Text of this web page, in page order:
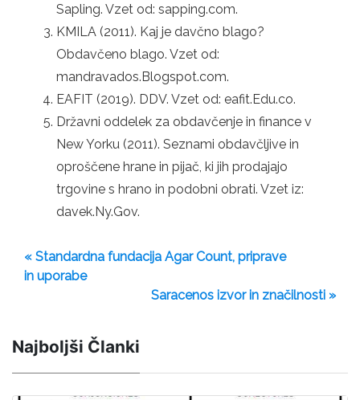
Sapling. Vzet od: sapping.com.
KMILA (2011). Kaj je davčno blago?
Obdavčeno blago. Vzet od:
mandravados.Blogspot.com.
EAFIT (2019). DDV. Vzet od: eafit.Edu.co.
Državni oddelek za obdavčenje in finance v
New Yorku (2011). Seznami obdavčljive in
oproščene hrane in pijač, ki jih prodajajo
trgovine s hrano in podobni obrati. Vzet iz:
davek.Ny.Gov.
« Standardna fundacija Agar Count, priprave
in uporabe
Saracenos izvor in značilnosti »
Najboljši Članki